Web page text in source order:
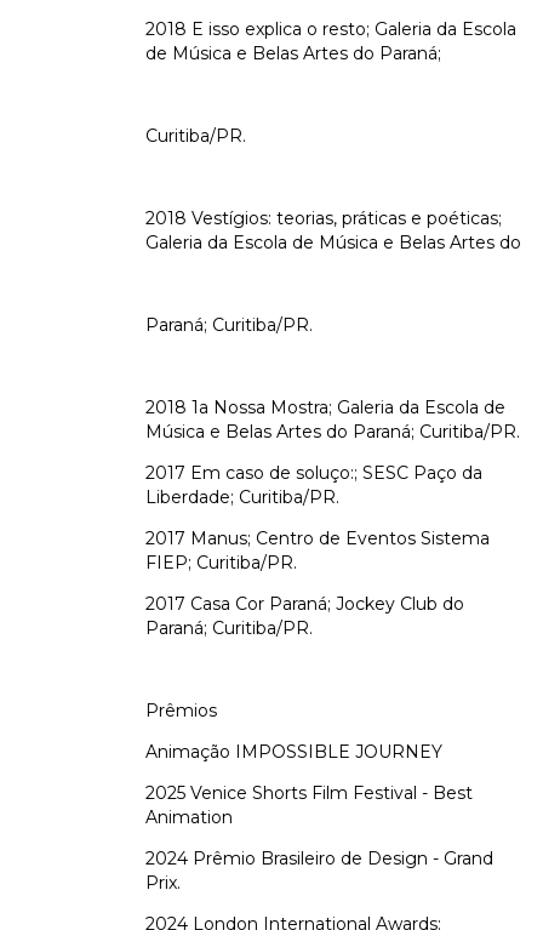
2018 E isso explica o resto; Galeria da Escola
de Música e Belas Artes do Paraná;
Curitiba/PR.
2018 Vestígios: teorias, práticas e poéticas;
Galeria da Escola de Música e Belas Artes do
Paraná; Curitiba/PR.
2018 1a Nossa Mostra; Galeria da Escola de
Música e Belas Artes do Paraná; Curitiba/PR.
2017 Em caso de soluço:; SESC Paço da
Liberdade; Curitiba/PR.
2017 Manus; Centro de Eventos Sistema
FIEP; Curitiba/PR.
2017 Casa Cor Paraná; Jockey Club do
Paraná; Curitiba/PR.
Prêmios
Animação IMPOSSIBLE JOURNEY
2025 Venice Shorts Film Festival - Best
Animation
2024 Prêmio Brasileiro de Design - Grand
Prix.
2024 London International Awards: